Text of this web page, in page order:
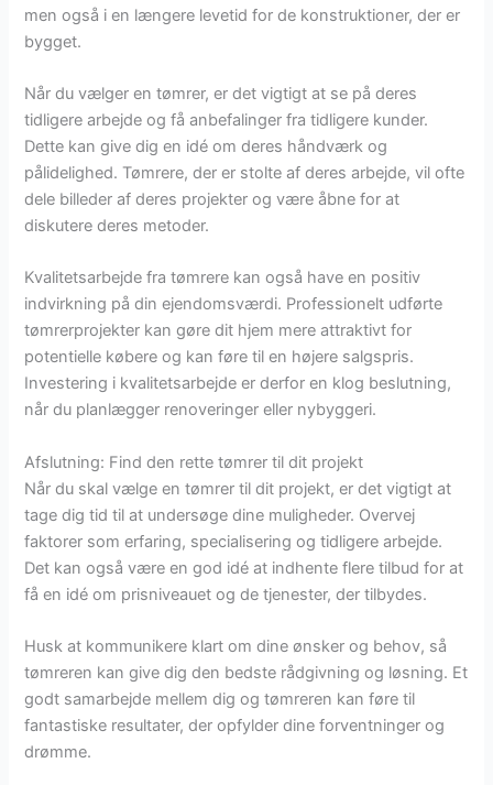
men også i en længere levetid for de konstruktioner, der er
bygget.
Når du vælger en tømrer, er det vigtigt at se på deres
tidligere arbejde og få anbefalinger fra tidligere kunder.
Dette kan give dig en idé om deres håndværk og
pålidelighed. Tømrere, der er stolte af deres arbejde, vil ofte
dele billeder af deres projekter og være åbne for at
diskutere deres metoder.
Kvalitetsarbejde fra tømrere kan også have en positiv
indvirkning på din ejendomsværdi. Professionelt udførte
tømrerprojekter kan gøre dit hjem mere attraktivt for
potentielle købere og kan føre til en højere salgspris.
Investering i kvalitetsarbejde er derfor en klog beslutning,
når du planlægger renoveringer eller nybyggeri.
Afslutning: Find den rette tømrer til dit projekt
Når du skal vælge en tømrer til dit projekt, er det vigtigt at
tage dig tid til at undersøge dine muligheder. Overvej
faktorer som erfaring, specialisering og tidligere arbejde.
Det kan også være en god idé at indhente flere tilbud for at
få en idé om prisniveauet og de tjenester, der tilbydes.
Husk at kommunikere klart om dine ønsker og behov, så
tømreren kan give dig den bedste rådgivning og løsning. Et
godt samarbejde mellem dig og tømreren kan føre til
fantastiske resultater, der opfylder dine forventninger og
drømme.